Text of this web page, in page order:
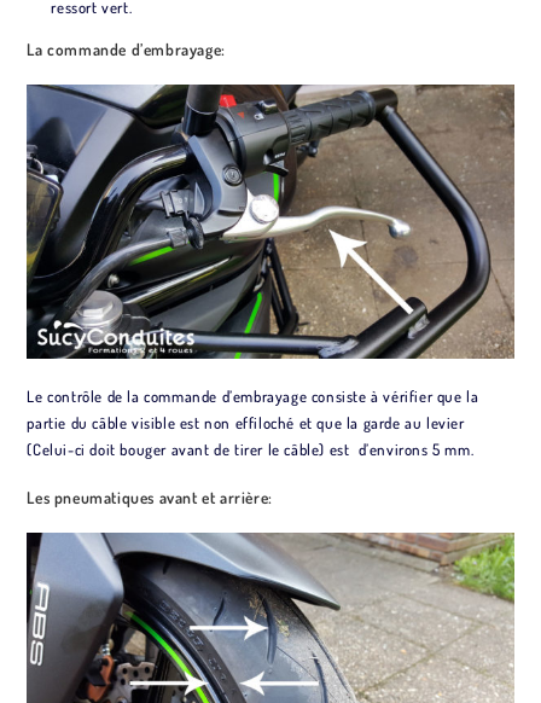
ressort vert.
La commande d’embrayage:
Le contrôle de la commande d’embrayage consiste à vérifier que la
partie du câble visible est non effiloché et que la garde au levier
(Celui-ci doit bouger avant de tirer le câble) est d’environs 5 mm.
Les pneumatiques avant et arrière: